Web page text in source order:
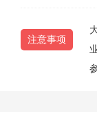
注意事项